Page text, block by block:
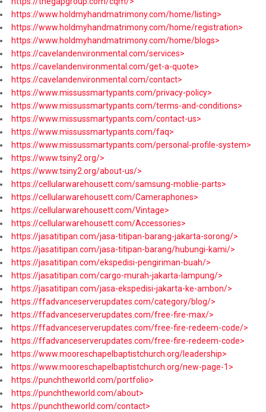
https://www.holdmyhandmatrimony.com/home/listing>
https://www.holdmyhandmatrimony.com/home/registration>
https://www.holdmyhandmatrimony.com/home/blogs>
https://cavelandenvironmental.com/services>
https://cavelandenvironmental.com/get-a-quote>
https://cavelandenvironmental.com/contact>
https://www.missussmartypants.com/privacy-policy>
https://www.missussmartypants.com/terms-and-conditions>
https://www.missussmartypants.com/contact-us>
https://www.missussmartypants.com/faq>
https://www.missussmartypants.com/personal-profile-system>
https://www.tsiny2.org/>
https://www.tsiny2.org/about-us/>
https://cellularwarehousett.com/samsung-moblie-parts>
https://cellularwarehousett.com/Cameraphones>
https://cellularwarehousett.com/Vintage>
https://cellularwarehousett.com/Accessories>
https://jasatitipan.com/jasa-titipan-barang-jakarta-sorong/>
https://jasatitipan.com/jasa-titipan-barang/hubungi-kami/>
https://jasatitipan.com/ekspedisi-pengiriman-buah/>
https://jasatitipan.com/cargo-murah-jakarta-lampung/>
https://jasatitipan.com/jasa-ekspedisi-jakarta-ke-ambon/>
https://ffadvanceserverupdates.com/category/blog/>
https://ffadvanceserverupdates.com/free-fire-max/>
https://ffadvanceserverupdates.com/free-fire-redeem-code/>
https://ffadvanceserverupdates.com/free-fire-redeem-code>
https://www.mooreschapelbaptistchurch.org/leadership>
https://www.mooreschapelbaptistchurch.org/new-page-1>
https://punchtheworld.com/portfolio>
https://punchtheworld.com/about>
https://punchtheworld.com/contact>